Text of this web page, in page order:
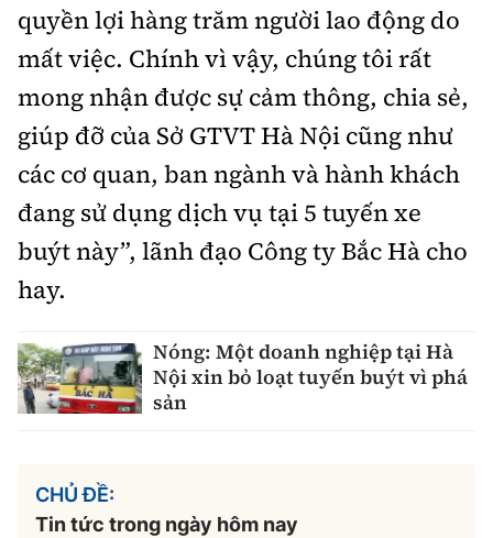
quyền lợi hàng trăm người lao động do
mất việc. Chính vì vậy, chúng tôi rất
mong nhận được sự cảm thông, chia sẻ,
giúp đỡ của Sở GTVT Hà Nội cũng như
các cơ quan, ban ngành và hành khách
đang sử dụng dịch vụ tại 5 tuyến xe
buýt này”, lãnh đạo Công ty Bắc Hà cho
hay.
Nóng: Một doanh nghiệp tại Hà
Nội xin bỏ loạt tuyến buýt vì phá
sản
CHỦ ĐỀ:
Tin tức trong ngày hôm nay